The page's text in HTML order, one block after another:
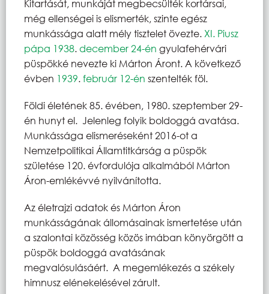
Kitartását, munkáját megbecsülték kortársai,
még ellenségei is elismerték, szinte egész
munkássága alatt mély tisztelet övezte. XI. Piusz
pápa 1938.december 24-én gyulafehérvári
püspökké nevezte ki Márton Áront. A következő
évben 1939.február 12-én szentelték föl.
Földi életének 85. évében, 1980. szeptember 29-
én hunyt el. Jelenleg folyik boldoggá avatása.
Munkássága elismeréseként 2016-ot a
Nemzetpolitikai Államtitkárság a püspök
születése 120. évfordulója alkalmából Márton
Áron-emlékévvé nyilvánította.
Az életrajzi adatok és Márton Áron
munkásságának állomásainak ismertetése után
a szalontai közösség közös imában könyörgött a
püspök boldoggá avatásának
megvalósulásáért. A megemlékezés a székely
himnusz elénekelésével zárult.